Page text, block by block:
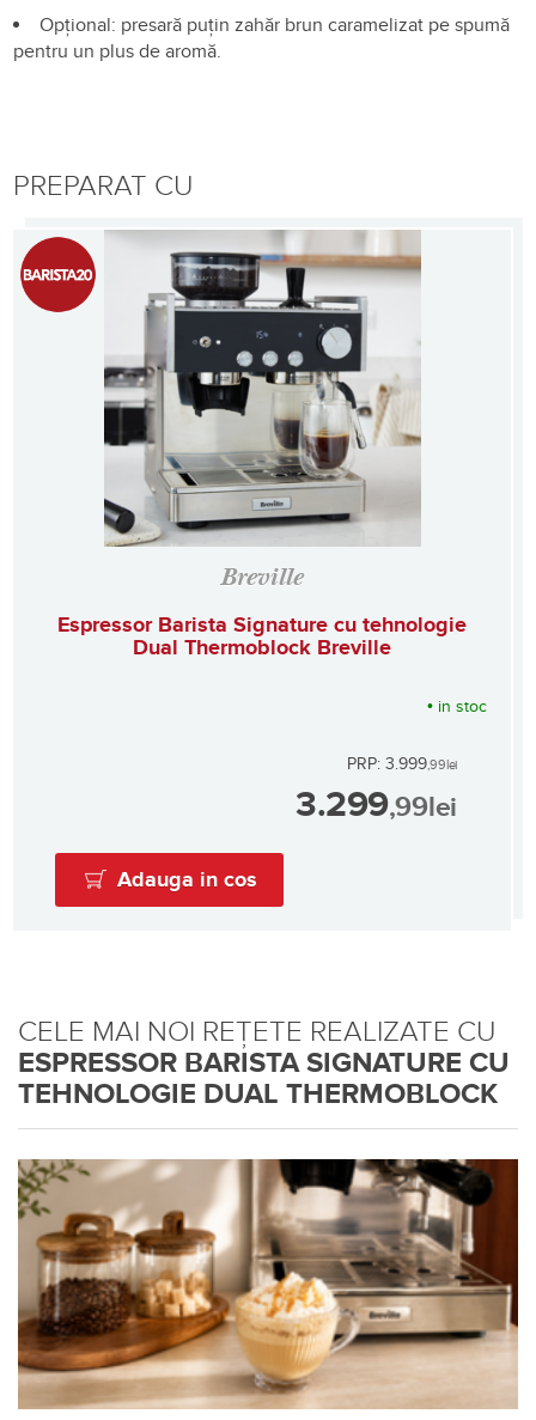
Opțional: presară puțin zahăr brun caramelizat pe spumă
pentru un plus de aromă.
PREPARAT CU
Breville
Espressor Barista Signature cu tehnologie
Dual Thermoblock Breville
• in stoc
PRP: 3.999,99lei
3.299,99lei
Adauga in cos
CELE MAI NOI REȚETE REALIZATE CU
ESPRESSOR BARISTA SIGNATURE CU
TEHNOLOGIE DUAL THERMOBLOCK